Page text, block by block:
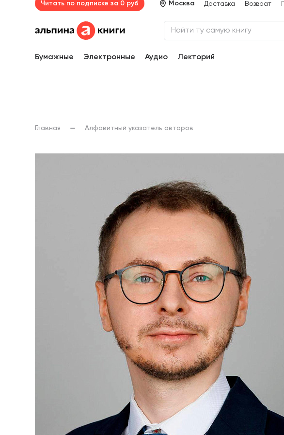
Читать по подписке за 0 руб Москва Доставка Возврат
Бумажные Электронные Аудио Лекторий
Главная Алфавитный указатель авторов